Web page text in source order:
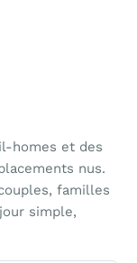
homes et des
nus.
familles
simple,